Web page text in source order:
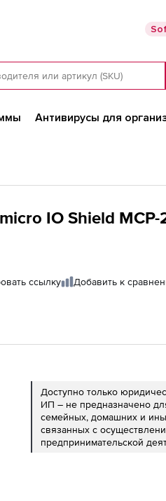
Антивирусы для
IO Shield
ссылку Добавить к
Доступно только
ИП – не предназначено
семейных, домашних и
связанных с
предпринимательской